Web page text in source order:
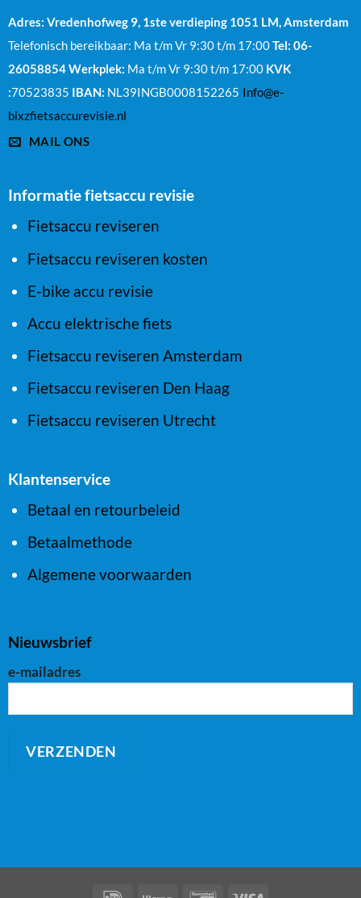
Adres: Vredenhofweg 9, 1ste verdieping 1051 LM, Amsterdam
Telefonisch bereikbaar: Ma t/m Vr 9:30 t/m 17:00Tel: 06-
26058854Werkplek: Ma t/m Vr 9:30 t/m 17:00 KVK
:70523835 IBAN: NL39INGB0008152265 Info@e-
bixzfietsaccurevisie.nl
MAIL ONS
Informatie fietsaccu revisie
Fietsaccu reviseren
Fietsaccu reviseren kosten
E-bike accu revisie
Accu elektrische fiets
Fietsaccu reviseren Amsterdam
Fietsaccu reviseren Den Haag
Fietsaccu reviseren Utrecht
Klantenservice
Betaal en retourbeleid
Betaalmethode
Algemene voorwaarden
Nieuwsbrief
e-mailadres